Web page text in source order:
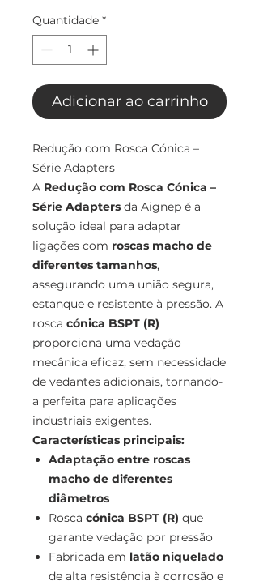
Quantidade *
Adicionar ao carrinho
Redução com Rosca Cónica –
Série Adapters
A Redução com Rosca Cónica –
Série Adapters da Aignep é a
solução ideal para adaptar
ligações com roscas macho de
diferentes tamanhos,
assegurando uma união segura,
estanque e resistente à pressão. A
rosca cónica BSPT (R)
proporciona uma vedação
mecânica eficaz, sem necessidade
de vedantes adicionais, tornando-
a perfeita para aplicações
industriais exigentes.
Características principais:
Adaptação entre roscas
macho de diferentes
diâmetros
Rosca cónica BSPT (R) que
garante vedação por pressão
Fabricada em latão niquelado
de alta resistência à corrosão e